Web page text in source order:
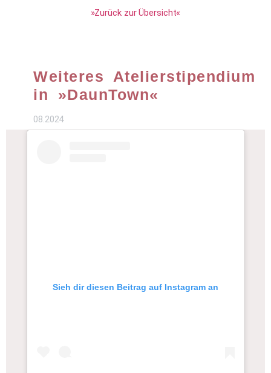
»Zurück zur Übersicht«
Weiteres Atelierstipendium
in »DaunTown«​
08.2024
Sieh dir diesen Beitrag auf Instagram an